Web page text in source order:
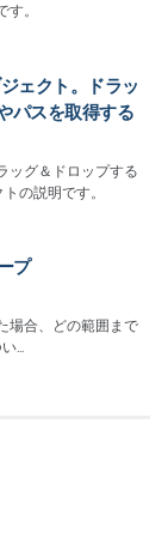
す。
ェクト。ドラッ
パスを取得する
ッグ＆ドロップする
の説明です。
プ
場合、どの範囲まで
...